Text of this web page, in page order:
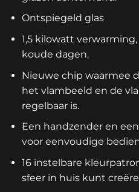
Ontspiegeld glas
1,5 kilowatt
koude dagen.
Nieuwe chip waarmee
het vlambeeld en de
regelbaar is.
Een handzender en
voor eenvoudige
16 instelbare
sfeer in huis kunt